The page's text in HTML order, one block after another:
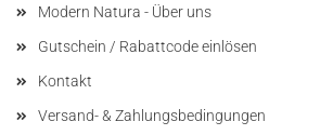
Modern Natura - Über uns
Gutschein / Rabattcode einlösen
Kontakt
Versand- & Zahlungsbedingungen